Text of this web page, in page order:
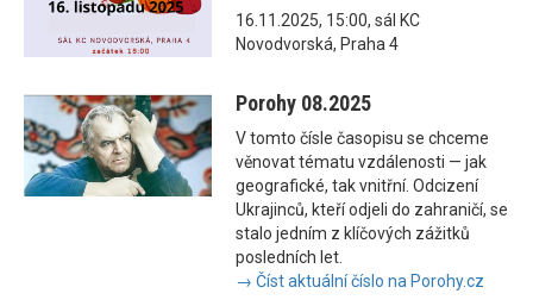
16.11.2025, 15:00, sál KC
Novodvorská, Praha 4
Porohy 08.2025
V tomto čísle časopisu se chceme
věnovat tématu vzdálenosti — jak
geografické, tak vnitřní. Odcizení
Ukrajinců, kteří odjeli do zahraničí, se
stalo jedním z klíčových zážitků
posledních let.
→ Číst aktuální číslo na Porohy.cz